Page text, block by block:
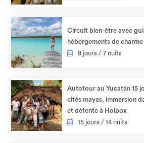
Circuit bien-être avec
hébergements de charme
8 jours / 7 nuits
Autotour au Yucatán 15
cités mayas, immersion
et détente à Holbox​
15 jours / 14 nuits